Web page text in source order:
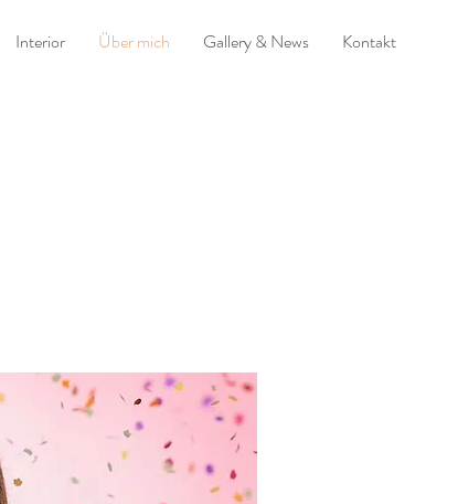
Interior Über mich Gallery & News Kontakt